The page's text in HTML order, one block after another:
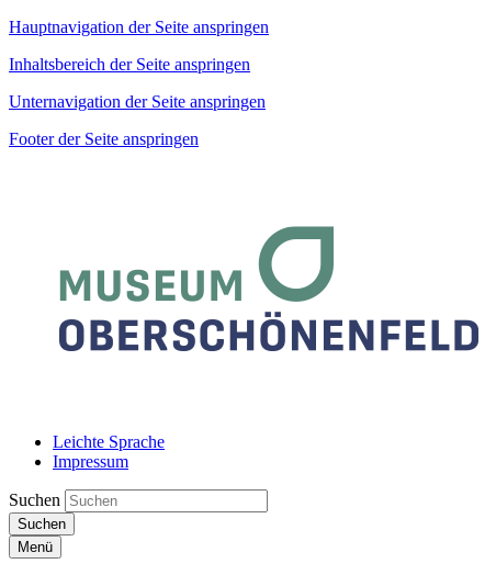
Hauptnavigation der Seite anspringen
Inhaltsbereich der Seite anspringen
Unternavigation der Seite anspringen
Footer der Seite anspringen
Leichte Sprache
Impressum
Suchen
Suchen
Menü